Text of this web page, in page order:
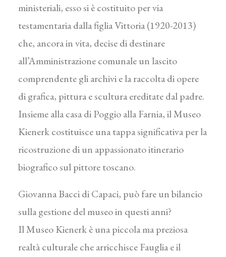
ministeriali, esso si è costituito per via
testamentaria dalla figlia Vittoria (1920-2013)
che, ancora in vita, decise di destinare
all’Amministrazione comunale un lascito
comprendente gli archivi e la raccolta di opere
di grafica, pittura e scultura ereditate dal padre.
Insieme alla casa di Poggio alla Farnia, il Museo
Kienerk costituisce una tappa significativa per la
ricostruzione di un appassionato itinerario
biografico sul pittore toscano.
Giovanna Bacci di Capaci, può fare un bilancio
sulla gestione del museo in questi anni?
Il Museo Kienerk è una piccola ma preziosa
realtà culturale che arricchisce Fauglia e il